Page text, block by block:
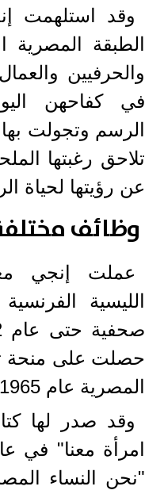
وقد استلهمت
الطبقة المصرية
والحرفيين
في كفاحهن
الرسم وتجولت
تلاحق رغبتها
عن رؤيتها لحياة
وظائف
عملت إنجي
حصلت على منحة
المصرية عام 1965 .